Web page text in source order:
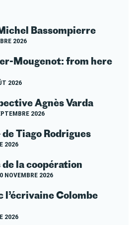
Bassompierre
2026
Mougenot: from here
2026
Agnès Varda
2026
Tiago Rodrigues
2026
la coopération
NOVEMBRE 2026
l’écrivaine Colombe
2026